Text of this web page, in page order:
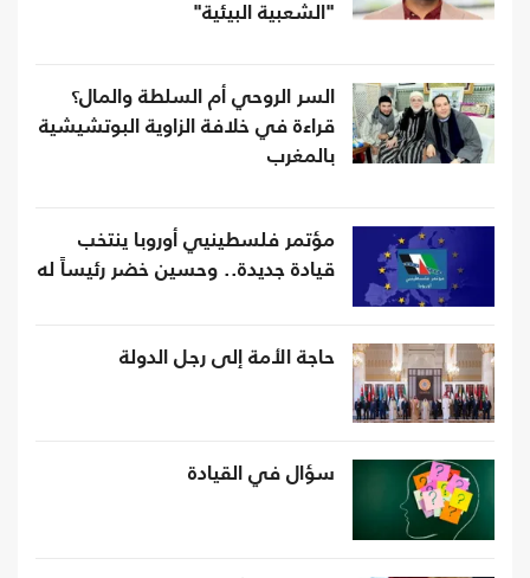
"الشعبية البيئية"
السر الروحي أم السلطة والمال؟
قراءة في خلافة الزاوية البوتشيشية
بالمغرب
مؤتمر فلسطينيي أوروبا ينتخب
قيادة جديدة.. وحسين خضر رئيساً له
حاجة الأمة إلى رجل الدولة
سؤال في القيادة